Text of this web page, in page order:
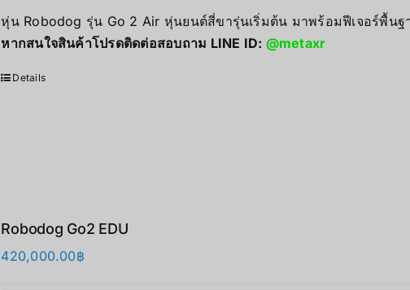
หุ่น Robodog รุ่น Go 2 Air หุ่นยนต์สี่ขารุ่นเริ่มต้น มาพร้อมฟีเจอร์พื้นฐ
หากสนใจสินค้าโปรดติดต่อสอบถาม LINE ID: @metaxr
Details
Robodog Go2 EDU
420,000.00฿